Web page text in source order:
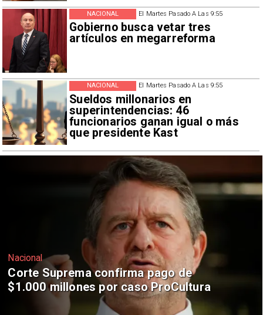
El Martes Pasado A Las 9:55
Gobierno busca vetar tres
artículos en megarreforma
NACIONAL
El Martes Pasado A Las 9:55
Sueldos millonarios en
superintendencias: 46
funcionarios ganan igual o más
que presidente Kast
NACIONAL
Nacional
Codelco suspende construcción de
Andes Norte en El Teniente por
riesgos sísmicos